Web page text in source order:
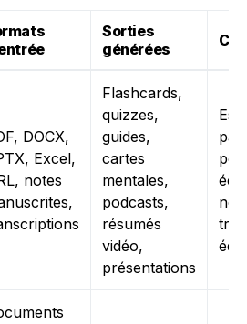
Sorties
générées
DOCX,
Excel,
notes
Flashcards,
quizzes,
guides,
cartes
mentales,
podcasts,
résumés
vidéo,
présentations